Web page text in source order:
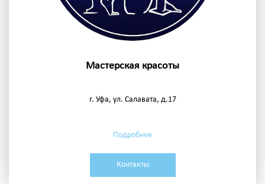
Мастерская красоты
г. Уфа, ул. Салавата, д.17
Подробнее
Контакты